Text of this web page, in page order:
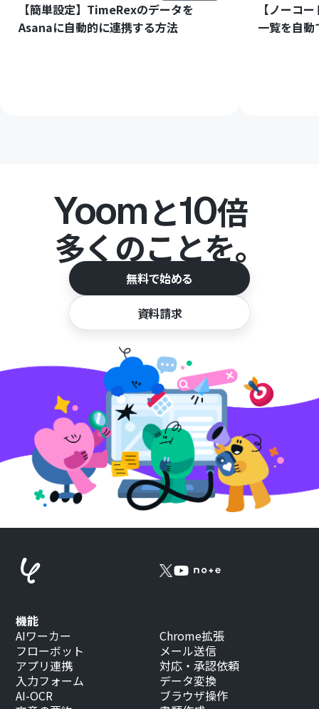
【簡単設定】TimeRexのデータを
Asanaに自動的に連携する方法
【ノーコ
一覧を自
Yoomと10倍
多くのことを。
無料で始める
資料請求
機能
AIワーカー
フローボット
アプリ連携
入力フォーム
AI-OCR
Chrome拡張
メール送信
対応・承認依頼
データ変換
ブラウザ操作